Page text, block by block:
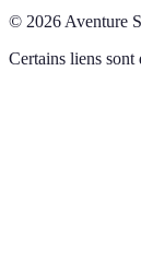
© 2026 Aventure
Certains liens sont